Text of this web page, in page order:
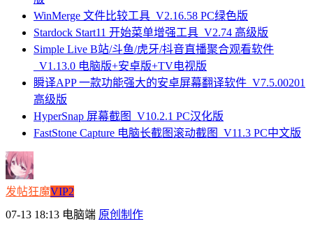
WinMerge 文件比较工具_V2.16.58 PC绿色版
Stardock Start11 开始菜单增强工具_V2.74 高级版
Simple Live B站/斗鱼/虎牙/抖音直播聚合观看软件
_V1.13.0 电脑版+安卓版+TV电视版
瞬译APP 一款功能强大的安卓屏幕翻译软件_V7.5.00201
高级版
HyperSnap 屏幕截图_V10.2.1 PC汉化版
FastStone Capture 电脑长截图滚动截图_V11.3 PC中文版
发帖狂魔VIP2
07-13 18:13 电脑端 原创制作